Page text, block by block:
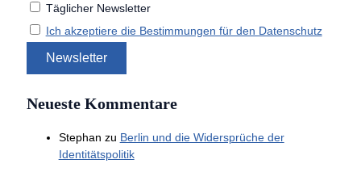
Täglicher Newsletter
Ich akzeptiere die Bestimmungen für den Datenschutz
Neueste Kommentare
Stephan zu Berlin und die Widersprüche der
Identitätspolitik